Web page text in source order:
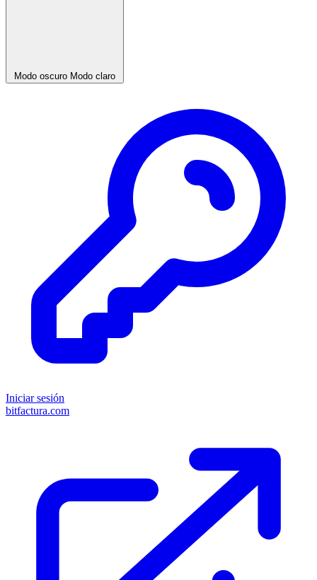
Modo oscuro Modo claro
Iniciar sesión
bitfactura.com